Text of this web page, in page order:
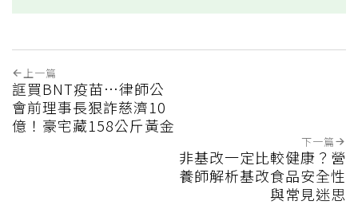
上一篇
誆買BNT疫苗…律師公
會前理事長狠詐慈濟10
億！豪宅藏158公斤黃金
下一篇
非基改一定比較健康？營
養師解析基改食品安全性
與常見迷思